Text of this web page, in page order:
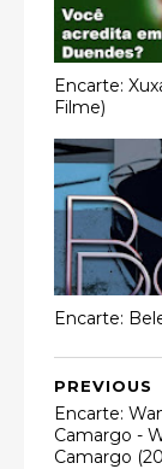
Encarte:
Filme)
Encarte:
PREVIOUS
Encarte:
Camargo -
Camargo